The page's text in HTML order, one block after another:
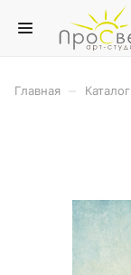
Главная Каталог